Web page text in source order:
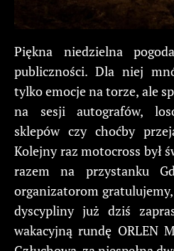
Piękna niedzielna
publiczności. Dla niej
tylko emocje na torze, ale
na sesji autografów,
sklepów czy choćby
Kolejny raz motocross był
razem na przystanku
organizatorom
dyscypliny już dziś
wakacyjną rundę ORLEN